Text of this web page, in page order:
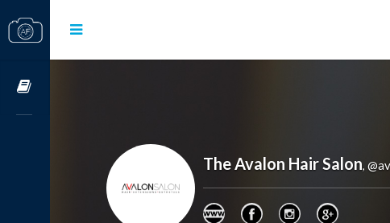
The Avalon Hair Salon,